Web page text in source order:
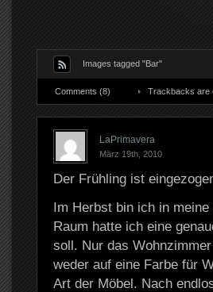
Images tagged "Bar"
Comments (8) Trackbacks are
LaPrimavera
März 19th, 2010
Der Frühling ist
Im Herbst bin ich in
Raum hatte ich eine
soll. Nur das
weder auf eine Farbe für
Art der Möbel. Nach